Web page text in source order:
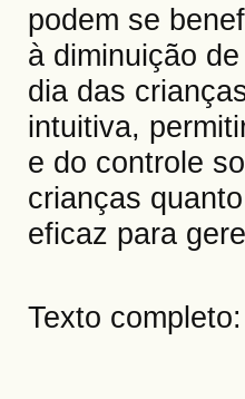
podem se
à diminuição
dia das
intuitiva,
e do controle
crianças
eficaz para
Texto completo: